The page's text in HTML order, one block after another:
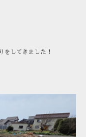
をしてきました！